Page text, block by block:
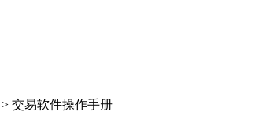
> 交易软件操作手册